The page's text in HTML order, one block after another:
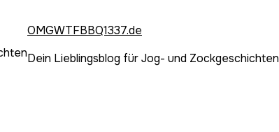
OMGWTFBBQ1337.de
Dein Lieblingsblog für Jog- und Zockgeschichten